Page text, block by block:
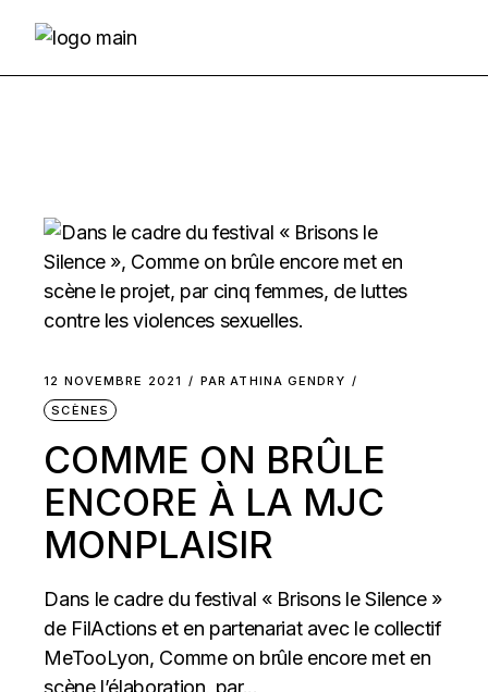
12 NOVEMBRE 2021 PAR ATHINA GENDRY
SCÈNES
COMME ON BRÛLE
ENCORE À LA MJC
MONPLAISIR
Dans le cadre du festival « Brisons le Silence »
de FilActions et en partenariat avec le collectif
MeTooLyon, Comme on brûle encore met en
scène l’élaboration, par...